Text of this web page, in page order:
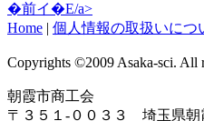
�前イ�E/a>
Home | 個人情報の取扱いにつ
Copyrights ©2009 Asaka-sci. All
朝霞市商工会
〒３５１-００３３ 埼玉県朝